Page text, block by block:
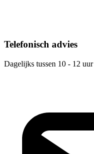
Telefonisch advies
Dagelijks tussen 10 - 12 uur